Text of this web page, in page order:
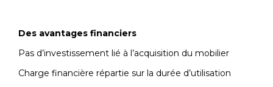
Des avantages financiers
Pas d’investissement lié à l’acquisition du mobilier
Charge financière répartie sur la durée d’utilisation